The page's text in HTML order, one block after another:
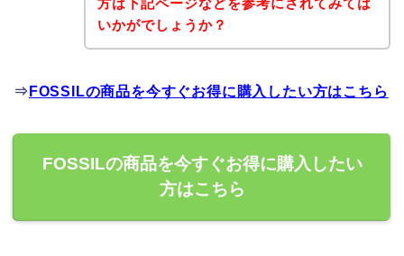
方は下記ページなどを参考にされてみては
いかがでしょうか？
⇒ FOSSILの商品を今すぐお得に購入したい方はこちら
FOSSILの商品を今すぐお得に購入したい
方はこちら